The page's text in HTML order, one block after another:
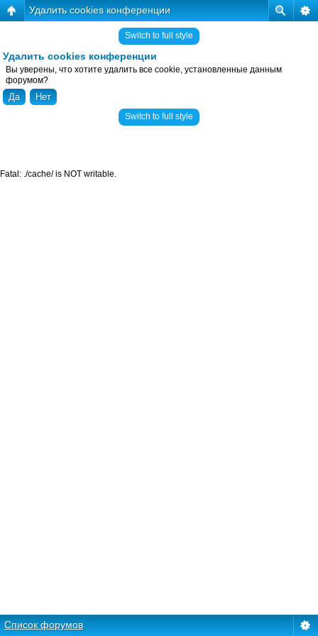
Удалить cookies конференции
Switch to full style
Удалить cookies конференции
Вы уверены, что хотите удалить все cookie, установленные данным
форумом?
Switch to full style
Список форумов
Fatal: ./cache/ is NOT writable.